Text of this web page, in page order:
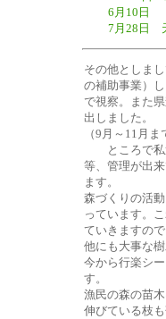
6月10
7月28日
その他としま
の補助事業）
で視察。また
出しました。
（9月～11月
ところで私
等、管理が出
ます。
森づくりの活
っています。
ていきますの
他にも大事な
今から行楽シ
す。
漁民の森の苗
伸びている枝